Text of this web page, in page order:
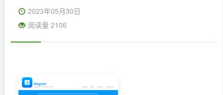
2023年05月30日
阅读量 2106